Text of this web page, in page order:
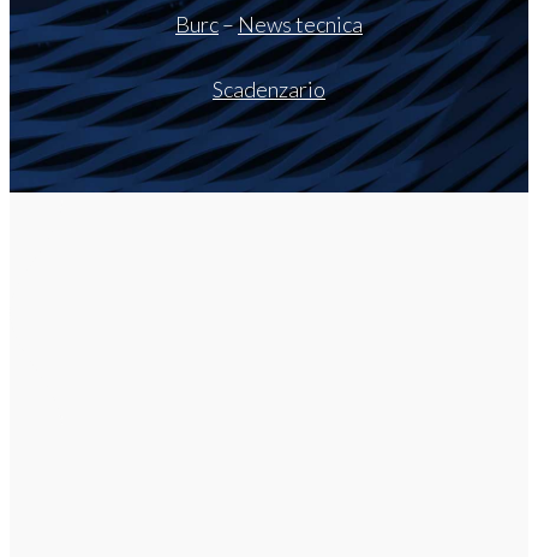
Burc–News tecnica
Scadenzario